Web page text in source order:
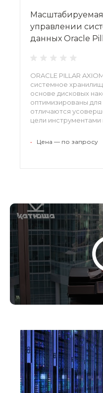
управлении
данных Oracle
ORACLE PILLAR
системное
основе дисковых
оптимизированы
отличаются
цели инструментами
отрасли плотность
• Цена — по запросу